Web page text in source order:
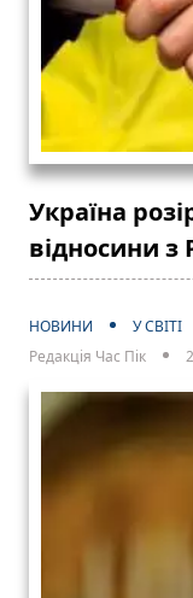
Україна
відносини з
НОВИНИ
У СВІТІ
Редакція Час Пік